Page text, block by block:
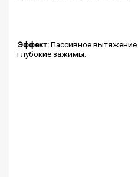
Эффект:Пассивное вытяжение
глубокие зажимы.